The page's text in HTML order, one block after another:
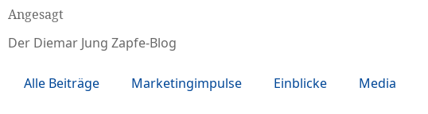
Angesagt
Der Diemar Jung Zapfe-Blog
Alle Beiträge Marketingimpulse Einblicke Media